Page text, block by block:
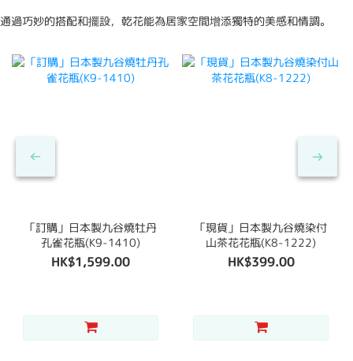
通過巧妙的搭配和擺設，乾花能為居家空間增添獨特的美感和情調。
「訂購」日本製九谷燒牡丹
孔雀花瓶(K9-1410)
HK$1,599.00
「現貨」日本製九谷燒染付
山茶花花瓶(K8-1222)
HK$399.00